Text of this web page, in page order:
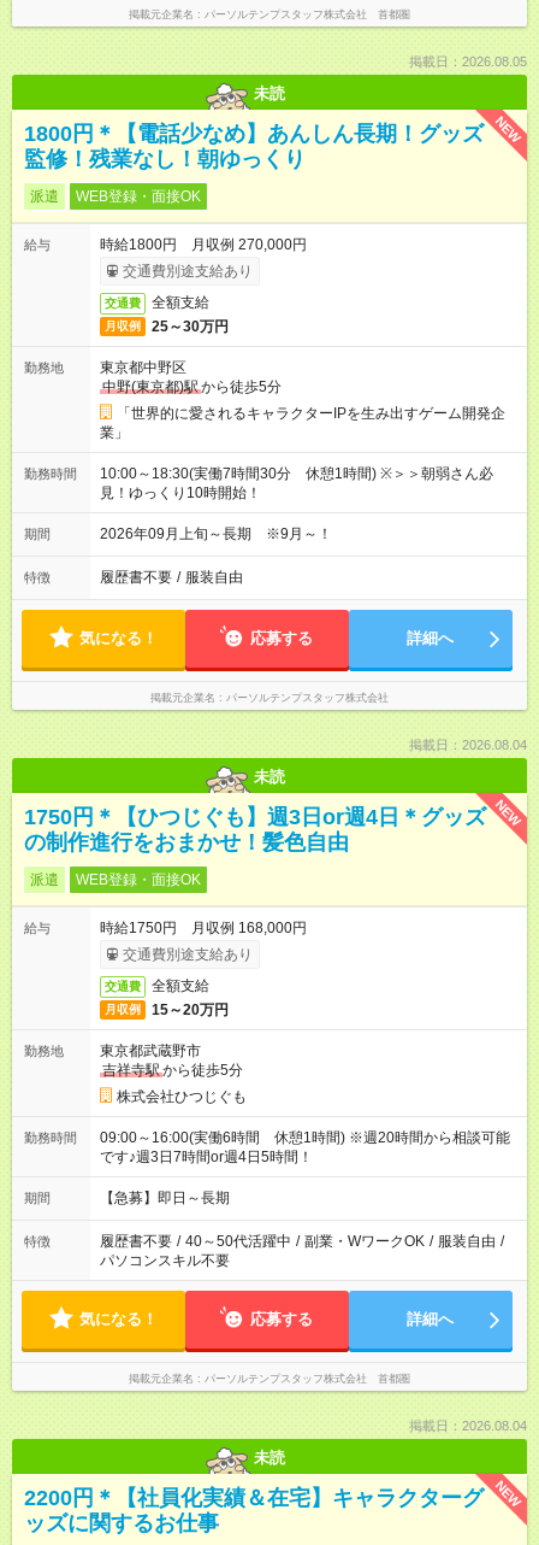
掲載元企業名 パーソルテンプスタッフ株式会社 首都圏
掲載日：2026.08.05
未読
NEW
1800円＊【電話少なめ】あんしん長期！グッズ
監修！残業なし！朝ゆっくり
派遣 WEB登録・面接OK
給与
時給1800円 月収例 270,000円
交通費別途支給あり
交通費 全額支給
月収例 25～30万円
勤務地
東京都中野区
中野(東京都)駅から徒歩5分
「世界的に愛されるキャラクターIPを生み出すゲーム開発企
業」
勤務時間
10:00～18:30(実働7時間30分 休憩1時間) ※＞＞朝弱さん必
見！ゆっくり10時開始！
期間 2026年09月上旬～長期 ※9月～！
特徴 履歴書不要 / 服装自由
気になる！ 応募する 詳細へ
掲載元企業名 パーソルテンプスタッフ株式会社
掲載日：2026.08.04
未読
NEW
1750円＊【ひつじぐも】週3日or週4日＊グッズ
の制作進行をおまかせ！髪色自由
派遣 WEB登録・面接OK
給与
時給1750円 月収例 168,000円
交通費別途支給あり
交通費 全額支給
月収例 15～20万円
勤務地
東京都武蔵野市
吉祥寺駅から徒歩5分
株式会社ひつじぐも
勤務時間
09:00～16:00(実働6時間 休憩1時間) ※週20時間から相談可能
です♪週3日7時間or週4日5時間！
期間 【急募】即日～長期
特徴 履歴書不要 / 40～50代活躍中 / 副業・WワークOK / 服装自由 /
パソコンスキル不要
気になる！ 応募する 詳細へ
掲載元企業名 パーソルテンプスタッフ株式会社 首都圏
掲載日：2026.08.04
未読
NEW
2200円＊【社員化実績＆在宅】キャラクターグ
ッズに関するお仕事